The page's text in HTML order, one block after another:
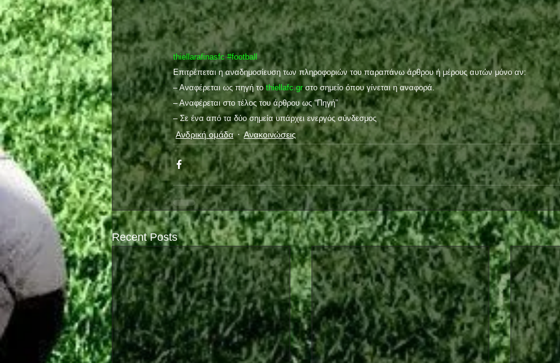
thiellarafinasfc #football
Επιτρέπεται η αναδημοσίευση των πληροφοριών του παραπάνω άρθρου ή μέρους αυτών μόνο αν:
– Αναφέρεται ως πηγή το thiellafc.gr στο σημείο όπου γίνεται η αναφορά.
– Αναφέρεται στο τέλος του άρθρου ως “Πηγή”
– Σε ένα από τα δύο σημεία υπάρχει ενεργός σύνδεσμος
Ανδρική ομάδα Ανακοινώσεις
Recent Posts